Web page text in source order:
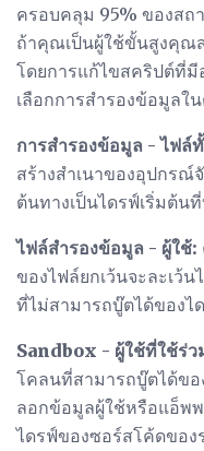
ครอบคลุม 95% ของส
ถ้าคุณเป็นผู้ใช้ขั้นสูงคุณ
โดยการแก้ไขสคริปต์ที่มี
เลือกการสำรองข้อมูลใ
การสำรองข้อมูล - ไฟล์
สร้างสำเนาของอุปกรณ์
ต้นทางเป็นไดรฟ์เริ่มต้น
ไฟล์สำรองข้อมูล - ผู้ใช้:
ของไฟล์ยกเว้นจะละเว้
ที่ไม่สามารถบู๊ตได้ของไ
Sandbox - ผู้ใช้ที่ใช้ร่
โคลนที่สามารถบู๊ตได้ข
ลอกข้อมูลผู้ใช้หรือแอ็พพ
ไดรฟ์ของซอร์สโค้ดขอ